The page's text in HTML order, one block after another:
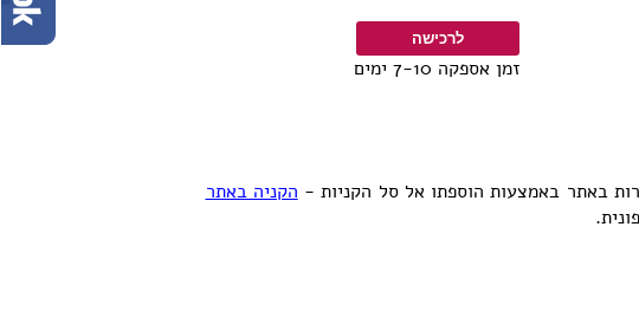
זמן אספקה 7-10 ימים
באתר באמצעות הוספתו אל סל הקניות - הקניה באתר